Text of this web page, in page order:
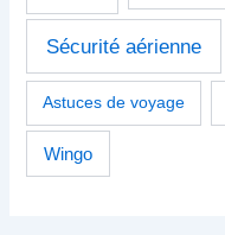
Sécurité aérienne
Astuces de voyage
Wingo